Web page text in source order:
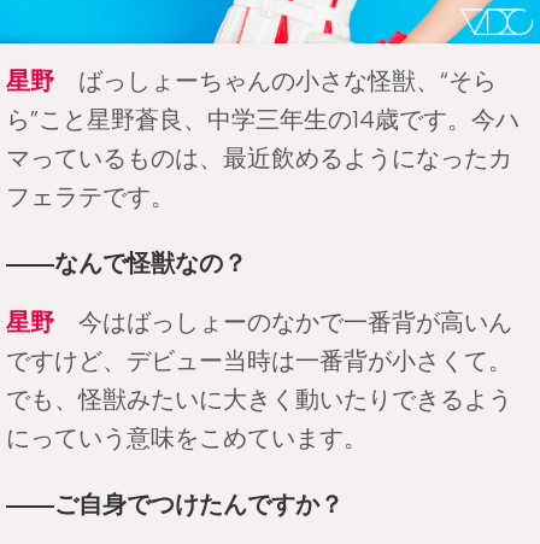
星野 ばっしょーちゃんの小さな怪獣、“そら
ら”こと星野蒼良、中学三年生の14歳です。今ハ
マっているものは、最近飲めるようになったカ
フェラテです。
――なんで怪獣なの？
星野 今はばっしょーのなかで一番背が高いん
ですけど、デビュー当時は一番背が小さくて。
でも、怪獣みたいに大きく動いたりできるよう
にっていう意味をこめています。
――ご自身でつけたんですか？